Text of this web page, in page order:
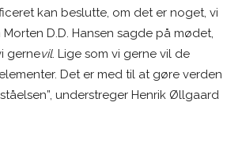
kan beslutte, om det er noget, vi
D.D. Hansen sagde på mødet,
gernevil. Lige som vi gerne vil de
Det er med til at gøre verden
understreger Henrik Øllgaard